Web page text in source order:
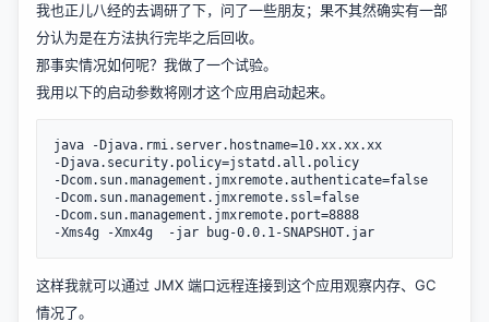
我也正儿八经的去调研了下，问了一些朋友；果不其然确实有一部
分认为是在方法执行完毕之后回收。
那事实情况如何呢？我做了一个试验。
我用以下的启动参数将刚才这个应用启动起来。
java -Djava.rmi.server.hostname=10.xx.xx.xx
-Djava.security.policy=jstatd.all.policy
-Dcom.sun.management.jmxremote.authenticate=false
-Dcom.sun.management.jmxremote.ssl=false
-Dcom.sun.management.jmxremote.port=8888
这样我就可以通过 JMX 端口远程连接到这个应用观察内存、GC
情况了。